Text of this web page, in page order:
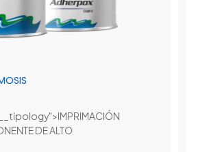
DE ALTO